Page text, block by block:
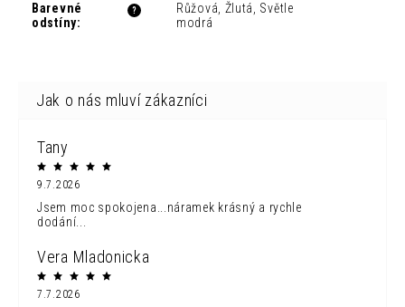
?
Barevné
odstíny:
Růžová, Žlutá, Světle
modrá
Tany
9.7.2026
Jsem moc spokojena...náramek krásný a rychle
dodání...
Vera Mladonicka
7.7.2026